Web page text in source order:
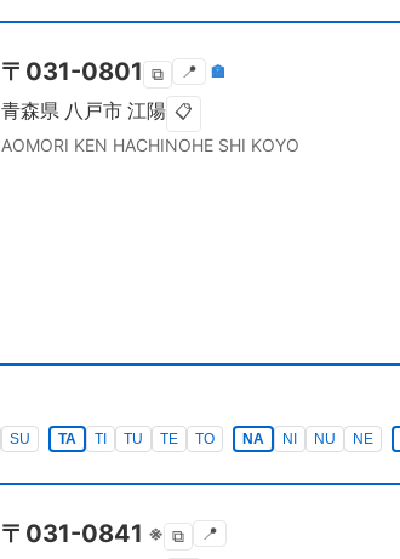
〒 031-0801 ⧉ 📍 🏣
青森県 八戸市 江陽 📋
AOMORI KEN HACHINOHE SHI KOYO
SU TA TI TU TE TO NA NI NU NE
〒 031-0841 ※ ⧉ 📍